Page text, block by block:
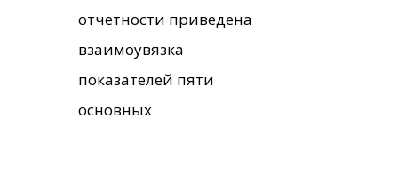
отчетности приведена
взаимоувязка
показателей пяти
основных